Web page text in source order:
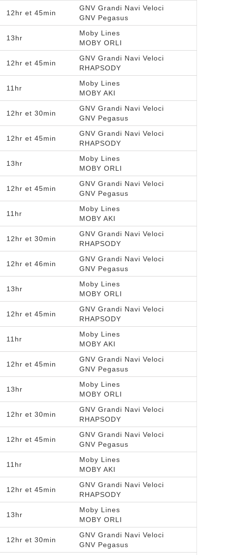
12hr et 45min
GNV Grandi Navi Veloci
GNV Pegasus
13hr
Moby Lines
MOBY ORLI
12hr et 45min
GNV Grandi Navi Veloci
RHAPSODY
11hr
Moby Lines
MOBY AKI
12hr et 30min
GNV Grandi Navi Veloci
GNV Pegasus
12hr et 45min
GNV Grandi Navi Veloci
RHAPSODY
13hr
Moby Lines
MOBY ORLI
12hr et 45min
GNV Grandi Navi Veloci
GNV Pegasus
11hr
Moby Lines
MOBY AKI
12hr et 30min
GNV Grandi Navi Veloci
RHAPSODY
12hr et 46min
GNV Grandi Navi Veloci
GNV Pegasus
13hr
Moby Lines
MOBY ORLI
12hr et 45min
GNV Grandi Navi Veloci
RHAPSODY
11hr
Moby Lines
MOBY AKI
12hr et 45min
GNV Grandi Navi Veloci
GNV Pegasus
13hr
Moby Lines
MOBY ORLI
12hr et 30min
GNV Grandi Navi Veloci
RHAPSODY
12hr et 45min
GNV Grandi Navi Veloci
GNV Pegasus
11hr
Moby Lines
MOBY AKI
12hr et 45min
GNV Grandi Navi Veloci
RHAPSODY
13hr
Moby Lines
MOBY ORLI
12hr et 30min
GNV Grandi Navi Veloci
GNV Pegasus